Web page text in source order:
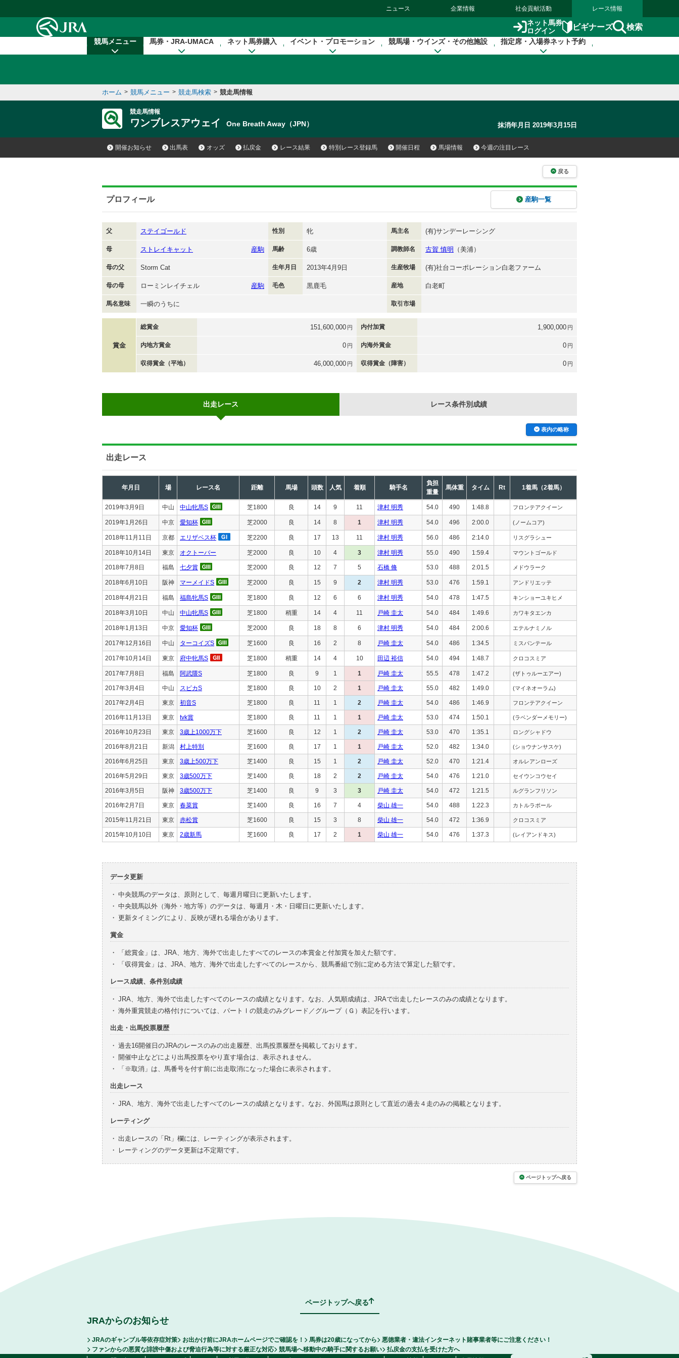
ニュース 企業情報 社会貢献活動 レース情報
ネット馬券
ログイン
ビギナーズ 検索
競馬メニュー 馬券・JRA-UMACA ネット馬券購入 イベント・プロモーション 競馬場・ウインズ・その他施設 指定席・入場券ネット予約
ホーム > 競馬メニュー > 競走馬検索 > 競走馬情報
競走馬情報
ワンブレスアウェイ One Breath Away（JPN） 抹消年月日 2019年3月15日
開催お知らせ 出馬表 オッズ 払戻金 レース結果 特別レース登録馬 開催日程 馬場情報 今週の注目レース
戻る
プロフィール 産駒一覧
父 ステイゴールド 性別 牝 馬主名 (有)サンデーレーシング
母 ストレイキャット 産駒 馬齢 6歳 調教師名 古賀 慎明 （美浦）
母の父 Storm Cat 生年月日 2013年4月9日 生産牧場 (有)社台コーポレーション白老ファーム
母の母 ローミンレイチェル 産駒 毛色 黒鹿毛 産地 白老町
馬名意味 一瞬のうちに 取引市場
賞金
総賞金 151,600,000 円 内付加賞 1,900,000 円
内地方賞金 0 円 内海外賞金 0 円
収得賞金（平地） 46,000,000 円 収得賞金（障害） 0 円
出走レース レース条件別成績
表内の略称
出走レース
年月日 場 レース名 距離 馬場 頭数 人気 着順 騎手名
負担
重量
馬体重 タイム Rt 1着馬（2着馬）
2019年3月9日 中山 中山牝馬S 芝1800 良 14 9 11 津村 明秀 54.0 490 1:48.8 フロンテアクイーン
2019年1月26日 中京 愛知杯 芝2000 良 14 8 1 津村 明秀 54.0 496 2:00.0 (ノームコア)
2018年11月11日 京都 エリザベス杯 芝2200 良 17 13 11 津村 明秀 56.0 486 2:14.0 リスグラシュー
2018年10月14日 東京 オクトーバー 芝2000 良 10 4 3 津村 明秀 55.0 490 1:59.4 マウントゴールド
2018年7月8日 福島 七夕賞 芝2000 良 12 7 5 石橋 脩 53.0 488 2:01.5 メドウラーク
2018年6月10日 阪神 マーメイドS 芝2000 良 15 9 2 津村 明秀 53.0 476 1:59.1 アンドリエッテ
2018年4月21日 福島 福島牝馬S 芝1800 良 12 6 6 津村 明秀 54.0 478 1:47.5 キンショーユキヒメ
2018年3月10日 中山 中山牝馬S 芝1800 稍重 14 4 11 戸崎 圭太 54.0 484 1:49.6 カワキタエンカ
2018年1月13日 中京 愛知杯 芝2000 良 18 8 6 津村 明秀 54.0 484 2:00.6 エテルナミノル
2017年12月16日 中山 ターコイズS 芝1600 良 16 2 8 戸崎 圭太 54.0 486 1:34.5 ミスパンテール
2017年10月14日 東京 府中牝馬S 芝1800 稍重 14 4 10 田辺 裕信 54.0 494 1:48.7 クロコスミア
2017年7月8日 福島 阿武隈S 芝1800 良 9 1 1 戸崎 圭太 55.5 478 1:47.2 (ザトゥルーエアー)
2017年3月4日 中山 スピカS 芝1800 良 10 2 1 戸崎 圭太 55.0 482 1:49.0 (マイネオーラム)
2017年2月4日 東京 初音S 芝1800 良 11 1 2 戸崎 圭太 54.0 486 1:46.9 フロンテアクイーン
2016年11月13日 東京 tvk賞 芝1800 良 11 1 1 戸崎 圭太 53.0 474 1:50.1 (ラベンダーメモリー)
2016年10月23日 東京 3歳上1000万下 芝1600 良 12 1 2 戸崎 圭太 53.0 470 1:35.1 ロングシャドウ
2016年8月21日 新潟 村上特別 芝1600 良 17 1 1 戸崎 圭太 52.0 482 1:34.0 (ショウナンサスケ)
2016年6月25日 東京 3歳上500万下 芝1400 良 15 1 2 戸崎 圭太 52.0 470 1:21.4 オルレアンローズ
2016年5月29日 東京 3歳500万下 芝1400 良 18 2 2 戸崎 圭太 54.0 476 1:21.0 セイウンコウセイ
2016年3月5日 阪神 3歳500万下 芝1400 良 9 3 3 戸崎 圭太 54.0 472 1:21.5 ルグランフリソン
2016年2月7日 東京 春菜賞 芝1400 良 16 7 4 柴山 雄一 54.0 488 1:22.3 カトルラポール
2015年11月21日 東京 赤松賞 芝1600 良 15 3 8 柴山 雄一 54.0 472 1:36.9 クロコスミア
2015年10月10日 東京 2歳新馬 芝1600 良 17 2 1 柴山 雄一 54.0 476 1:37.3 (レイアンドキス)
データ更新
・ 中央競馬のデータは、原則として、毎週月曜日に更新いたします。
・ 中央競馬以外（海外・地方等）のデータは、毎週月・木・日曜日に更新いたします。
・ 更新タイミングにより、反映が遅れる場合があります。
賞金
・
「総賞金」は、JRA、地方、海外で出走したすべてのレースの本賞金と付加賞を加えた額です。
・
「収得賞金」は、JRA、地方、海外で出走したすべてのレースから、競馬番組で別に定める方法で算定した額です。
レース成績、条件別成績
・ JRA、地方、海外で出走したすべてのレースの成績となります。なお、人気順成績は、JRAで出走したレースのみの成績となります。
・ 海外重賞競走の格付けについては、パートⅠの競走のみグレード／グループ（Ｇ）表記を行います。
出走・出馬投票履歴
・ 過去16開催日のJRAのレースのみの出走履歴、出馬投票履歴を掲載しております。
・ 開催中止などにより出馬投票をやり直す場合は、表示されません。
・
「※取消」は、馬番号を付す前に出走取消になった場合に表示されます。
出走レース
・ JRA、地方、海外で出走したすべてのレースの成績となります。なお、外国馬は原則として直近の過去４走のみの掲載となります。
レーティング
・ 出走レースの「Rt」欄には、レーティングが表示されます。
・
レーティングのデータ更新は不定期です。
ページトップへ戻る
ページトップへ戻る
JRAからのお知らせ
JRAのギャンブル等依存症対策 お出かけ前にJRAホームページでご確認を！ 馬券は20歳になってから
悪徳業者・違法インターネット賭事業者等にご注意ください！
ファンからの悪質な誹謗中傷および脅迫行為等に対する厳正な対応
競馬場へ移動中の騎手に関するお願い
払戻金の支払を受けた方へ